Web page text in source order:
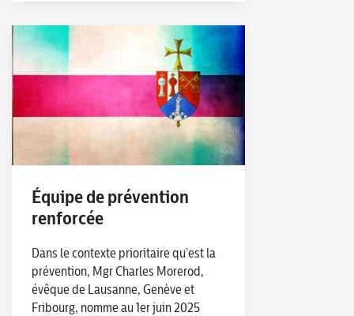
Équipe de prévention
renforcée
Dans le contexte prioritaire qu’est la
prévention, Mgr Charles Morerod,
évêque de Lausanne, Genève et
Fribourg, nomme au 1er juin 2025